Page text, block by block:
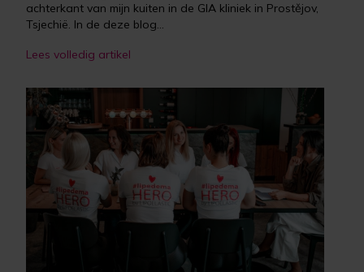
achterkant van mijn kuiten in de GIA kliniek in Prostějov,
Tsjechië. In de deze blog...
Lees volledig artikel